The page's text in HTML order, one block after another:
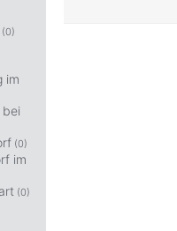
(0)
im
bei
(0)
im
(0)